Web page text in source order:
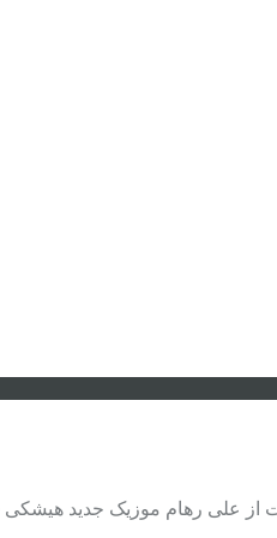
از علی رهام موزیک جدید